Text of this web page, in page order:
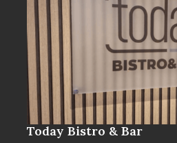
Today Bistro & Bar